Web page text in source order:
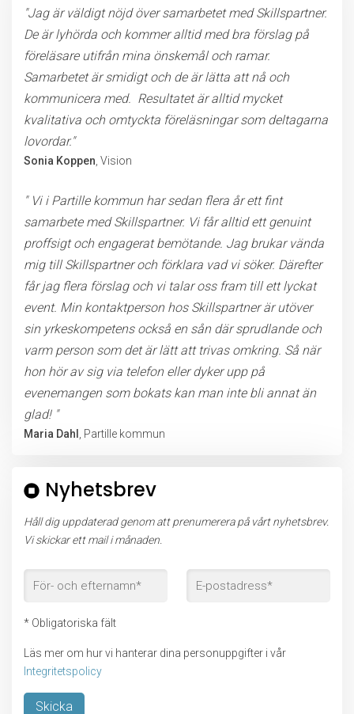
"Jag är väldigt nöjd över samarbetet med Skillspartner.
De är lyhörda och kommer alltid med bra förslag på
föreläsare utifrån mina önskemål och ramar.
Samarbetet är smidigt och de är lätta att nå och
kommunicera med. Resultatet är alltid mycket
kvalitativa och omtyckta föreläsningar som deltagarna
lovordar."
Sonia Koppen , Vision
" Vi i Partille kommun har sedan flera år ett fint
samarbete med Skillspartner. Vi får alltid ett genuint
proffsigt och engagerat bemötande. Jag brukar vända
mig till Skillspartner och förklara vad vi söker. Därefter
får jag flera förslag och vi talar oss fram till ett lyckat
event. Min kontaktperson hos Skillspartner är utöver
sin yrkeskompetens också en sån där sprudlande och
varm person som det är lätt att trivas omkring. Så när
hon hör av sig via telefon eller dyker upp på
evenemangen som bokats kan man inte bli annat än
glad! "
Maria Dahl , Partille kommun
Nyhetsbrev
Håll dig uppdaterad genom att prenumerera på vårt nyhetsbrev.
Vi skickar ett mail i månaden.
* Obligatoriska fält
Läs mer om hur vi hanterar dina personuppgifter i vår
Integritetspolicy